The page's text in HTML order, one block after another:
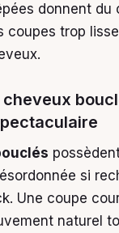
donnent du
coupes trop
cheveux
si
Une coupe
naturel